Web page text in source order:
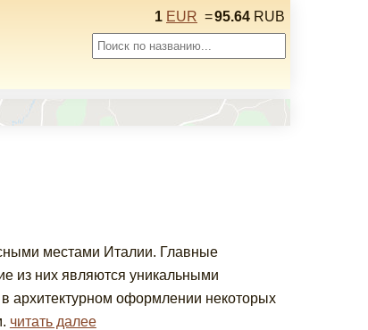
1 EUR =95.64 RUB
местами Италии. Главные
из них являются уникальными
архитектурном оформлении некоторых
читать далее